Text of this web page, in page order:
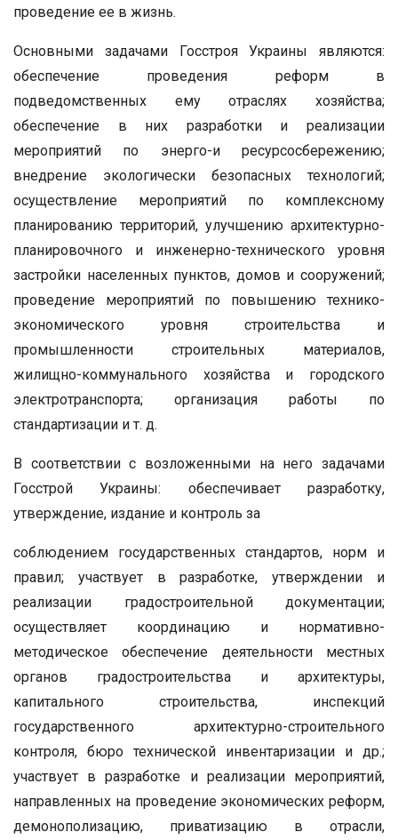
проведение ее в жизнь.
Основными задачами Госстроя Украины являются:
обеспечение проведения реформ в
подведомственных ему отраслях хозяйства;
обеспечение в них разработки и реализации
мероприятий по энерго-и ресурсосбережению;
внедрение экологически безопасных технологий;
осуществление мероприятий по комплексному
планированию территорий, улучшению архитектурно-
планировочного и инженерно-технического уровня
застройки населенных пунктов, домов и сооружений;
проведение мероприятий по повышению технико-
экономического уровня строительства и
промышленности строительных материалов,
жилищно-коммунального хозяйства и городского
электротранспорта; организация работы по
стандартизации и т. д.
В соответствии с возложенными на него задачами
Госстрой Украины: обеспечивает разработку,
утверждение, издание и контроль за
соблюдением государственных стандартов, норм и
правил; участвует в разработке, утверждении и
реализации градостроительной документации;
осуществляет координацию и нормативно-
методическое обеспечение деятельности местных
органов градостроительства и архитектуры,
капитального строительства, инспекций
государственного архитектурно-строительного
контроля, бюро технической инвентаризации и др.;
участвует в разработке и реализации мероприятий,
направленных на проведение экономических реформ,
демонополизацию, приватизацию в отрасли,